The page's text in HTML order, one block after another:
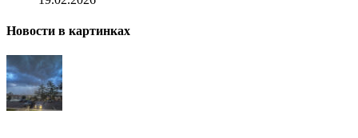
Новости в картинках